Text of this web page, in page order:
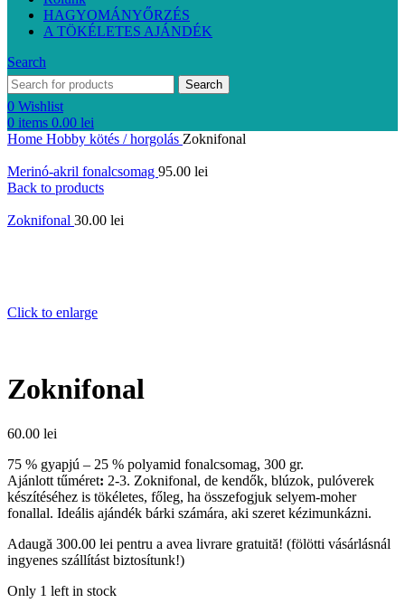
HAGYOMÁNYŐRZÉS
A TÖKÉLETES AJÁNDÉK
Search
Search
0 Wishlist
0 items 0.00 lei
Home Hobby kötés / horgolás Zoknifonal
Merinó-akril fonalcsomag 95.00 lei
Back to products
Zoknifonal 30.00 lei
Click to enlarge
Zoknifonal
60.00 lei
75 % gyapjú – 25 % polyamid fonalcsomag, 300 gr.
Ajánlott tűméret: 2-3. Zoknifonal, de kendők, blúzok, pulóverek
készítéséhez is tökéletes, főleg, ha összefogjuk selyem-moher
fonallal. Ideális ajándék bárki számára, aki szeret kézimunkázni.
Adaugă 300.00 lei pentru a avea livrare gratuită! (fölötti vásárlásnál
ingyenes szállítást biztosítunk!)
Only 1 left in stock